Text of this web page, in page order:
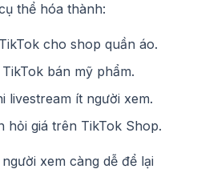
thể hóa thành:
cho shop quần áo.
bán mỹ phẩm.
livestream ít người xem.
hỏi giá trên TikTok Shop.
xem càng dễ để lại